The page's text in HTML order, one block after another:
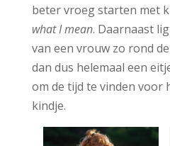
beter vroeg starten met
what I mean. Daarnaast
van een vrouw zo rond
dan dus helemaal een
om de tijd te vinden voor
kindje.